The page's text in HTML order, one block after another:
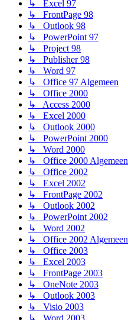
↳ Excel 97
↳ FrontPage 98
↳ Outlook 98
↳ PowerPoint 97
↳ Project 98
↳ Publisher 98
↳ Word 97
↳ Office 97 Algemeen
↳ Office 2000
↳ Access 2000
↳ Excel 2000
↳ Outlook 2000
↳ PowerPoint 2000
↳ Word 2000
↳ Office 2000 Algemeen
↳ Office 2002
↳ Excel 2002
↳ FrontPage 2002
↳ Outlook 2002
↳ PowerPoint 2002
↳ Word 2002
↳ Office 2002 Algemeen
↳ Office 2003
↳ Excel 2003
↳ FrontPage 2003
↳ OneNote 2003
↳ Outlook 2003
↳ Visio 2003